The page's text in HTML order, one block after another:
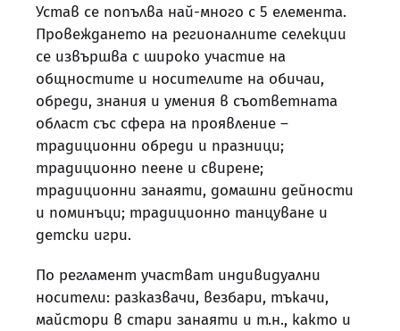
Устав се попълва най-много с 5 елемента.
Провеждането на регионалните селекции
се извършва с широко участие на
общностите и носителите на обичаи,
обреди, знания и умения в съответната
област със сфера на проявление –
традиционни обреди и празници;
традиционно пеене и свирене;
традиционни занаяти, домашни дейности
и поминъци; традиционно танцуване и
детски игри.
По регламент участват индивидуални
носители: разказвачи, везбари, тъкачи,
майстори в стари занаяти и т.н., както и